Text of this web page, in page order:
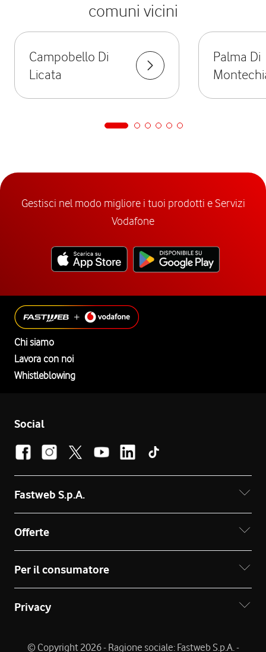
comuni vicini
Campobello Di
Licata
Palma Di
Gestisci nel modo migliore i tuoi prodotti e Servizi
Vodafone
Chi siamo
Lavora con noi
Whistleblowing
Social
Fastweb S.p.A.
Offerte
Per il consumatore
Privacy
© Copyright 2026 - Ragione sociale: Fastweb S.p.A. -